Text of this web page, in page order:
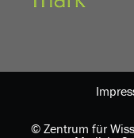
© Zentrum für